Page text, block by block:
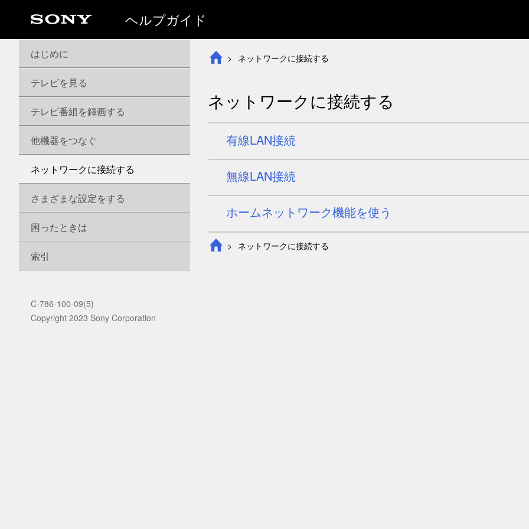
ヘルプガイド
ネットワークに接続する
ネットワークに接続する
有線LAN接続
無線LAN接続
ホームネットワーク機能を使う
ネットワークに接続する
はじめに
テレビを見る
テレビ番組を録画する
他機器をつなぐ
ネットワークに接続する
さまざまな設定をする
困ったときは
索引
C-786-100-09(5)
Copyright 2023 Sony Corporation